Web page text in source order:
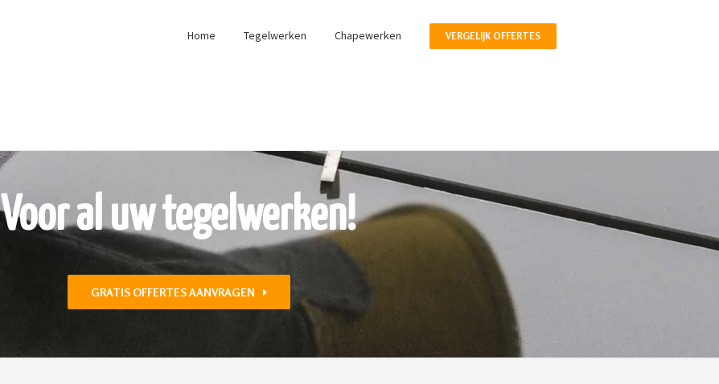
Home Tegelwerken Chapewerken VERGELIJK OFFERTES
Voor al uw tegelwerken!
GRATIS OFFERTES AANVRAGEN